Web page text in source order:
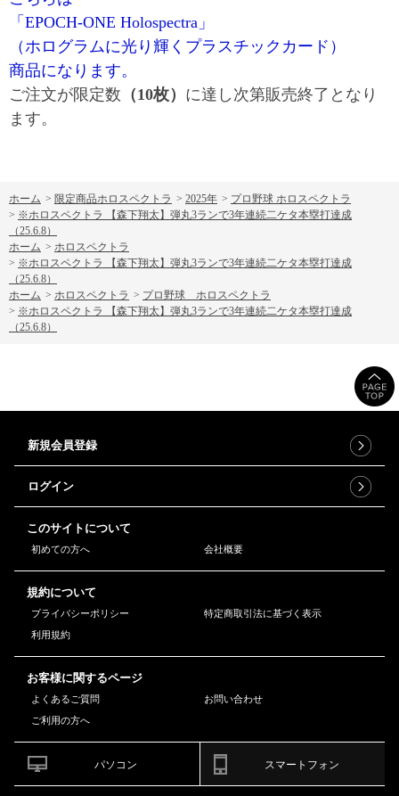
「EPOCH-ONE Holospectra」
（ホログラムに光り輝くプラスチックカード）
商品になります。
ご注文が限定数 （10枚） に達し次第販売終了となり
ます。
ホーム > 限定商品ホロスペクトラ > 2025年 > プロ野球 ホロスペクトラ
> ※ホロスペクトラ 【森下翔太】弾丸3ランで3年連続二ケタ本塁打達成
（25.6.8）
ホーム > ホロスペクトラ
> ※ホロスペクトラ 【森下翔太】弾丸3ランで3年連続二ケタ本塁打達成
（25.6.8）
ホーム > ホロスペクトラ > プロ野球 ホロスペクトラ
> ※ホロスペクトラ 【森下翔太】弾丸3ランで3年連続二ケタ本塁打達成
（25.6.8）
新規会員登録
ログイン
このサイトについて
初めての方へ 会社概要
規約について
プライバシーポリシー
特定商取引法に基づく表示
利用規約
お客様に関するページ
よくあるご質問
お問い合わせ
ご利用の方へ
パソコン スマートフォン